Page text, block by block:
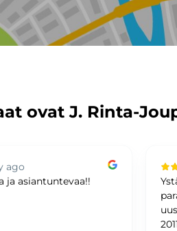
ovat J. Rinta-
ago
ja asiantuntevaa!!